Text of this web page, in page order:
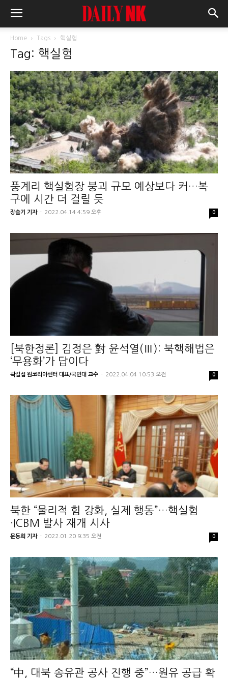
Home Tags 핵실험
Tag: 핵실험
풍계리 핵실험장 붕괴 규모 예상보다 커…복
구에 시간 더 걸릴 듯
장슬기 기자 - 2022.04.14 4:59 오후 0
[북한정론] 김정은 對 윤석열(Ⅲ): 북핵해법은
‘무용화’가 답이다
곽길섭 원코리아센터 대표/국민대 교수 - 2022.04.04 10:53 오전 0
북한 “물리적 힘 강화, 실제 행동”…핵실험
·ICBM 발사 재개 시사
문동희 기자 - 2022.01.20 9:35 오전 0
“中, 대북 송유관 공사 진행 중”…원유 공급 확